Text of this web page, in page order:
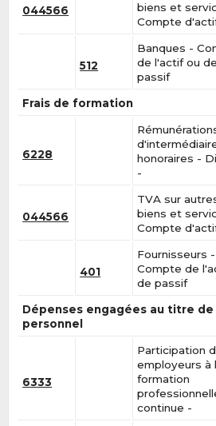
044566
biens et
Compte
512
Banques -
de l'actif ou de
passif
Frais de formation
6228
honoraires -
-
044566
TVA sur
biens et
Compte
401
Fournisseurs -
Compte de
de passif
Dépenses engagées au titre de
personnel
6333
Participation
employeurs à
formation
continue -